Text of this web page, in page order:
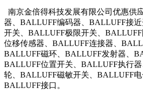
南京金倍得科技发展有限公司优惠供
器、BALLUFF编码器、BALLUFF接
开关、BALLUFF极限开关、
位移传感器、BALLUFF连接器、
BALLUFF磁环、BALLUFF发射器、
BALLUFF位置开关、BALLUFF执行
轮、BALLUFF磁敏开关、BALLUFF电
BALLUFF接口。